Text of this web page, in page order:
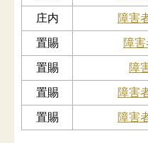
庄内 障害
置賜 障
置賜 障
置賜 障害
置賜 障害